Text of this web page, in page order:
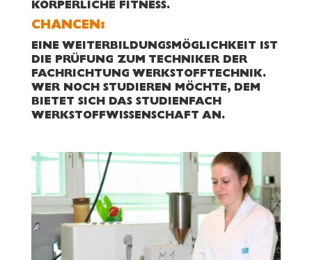
KÖRPERLICHE FITNESS.
CHANCEN:
EINE WEITERBILDUNGSMÖGLICHKEIT IST
DIE PRÜFUNG ZUM TECHNIKER DER
FACHRICHTUNG WERKSTOFFTECHNIK.
WER NOCH STUDIEREN MÖCHTE, DEM
BIETET SICH DAS STUDIENFACH
WERKSTOFFWISSENSCHAFT AN.